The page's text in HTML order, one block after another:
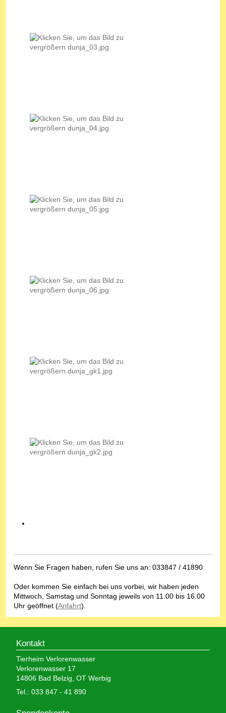
Wenn Sie Fragen haben, rufen Sie uns an: 033847 / 41890
Oder kommen Sie einfach bei uns vorbei, wir haben jeden
Mittwoch, Samstag und Sonntag jeweils von 11.00 bis 16.00
Uhr geöffnet (Anfahrt).
Kontakt
Tierheim Verlorenwasser
Verlorenwasser 17
14806 Bad Belzig, OT Werbig
Tel.: 033 847 - 41 890